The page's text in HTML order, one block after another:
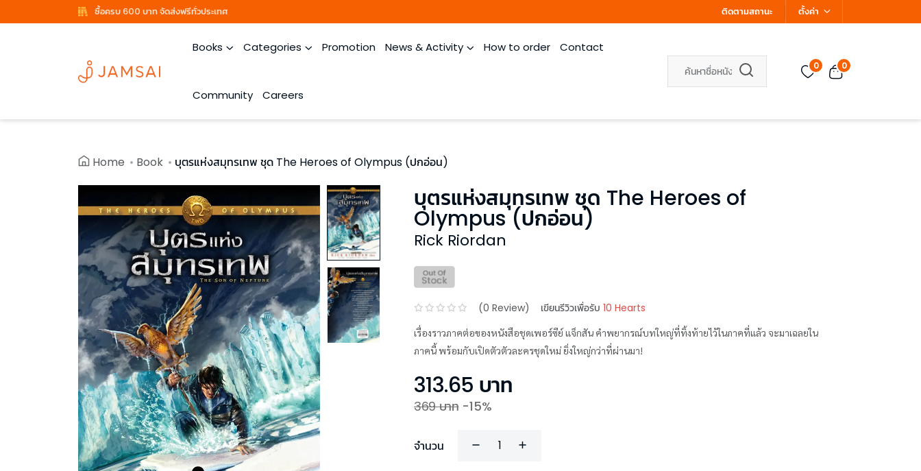
ซื้อครบ 600 บาท จัดส่งฟรีทั่วประเทศ ติดตามสถานะ ตั้งค่า
Books Categories Promotion News & Activity How to order Contact
Community Careers
0 0
Home Book บุตรแห่งสมุทรเทพ ชุด The Heroes of Olympus (ปกอ่อน)
บุตรแห่งสมุทรเทพ ชุด The Heroes of
Olympus (ปกอ่อน)
Rick Riordan
(0 Review) เขียนรีวิวเพื่อรับ 10 Hearts
เรื่องราวภาคต่อของหนังสือชุดเพอร์ซีย์ แจ็กสัน คำพยากรณ์บทใหญ่ที่ทิ้งท้ายไว้ในภาคที่แล้ว จะมาเฉลยใน
ภาคนี้ พร้อมกับเปิดตัวตัวละครชุดใหม่ ยิ่งใหญ่กว่าที่ผ่านมา!
313.65 บาท
369บาท -15%
จำนวน